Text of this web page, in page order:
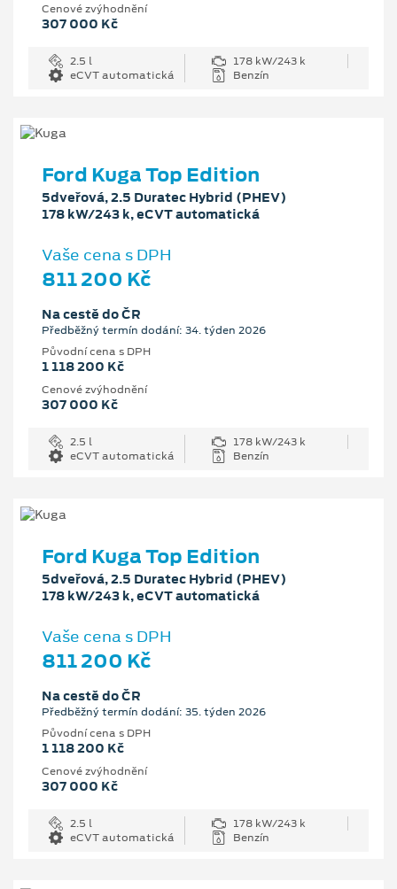
Cenové zvýhodnění
307 000 Kč
2.5 l
178 kW/243 k
eCVT automatická
Benzín
Ford Kuga Top Edition
5dveřová, 2.5 Duratec Hybrid (PHEV)
178 kW/243 k, eCVT automatická
Vaše cena s DPH
811 200 Kč
Na cestě do ČR
Předběžný termín dodání: 34. týden 2026
Původní cena s DPH
1 118 200 Kč
Cenové zvýhodnění
307 000 Kč
2.5 l
178 kW/243 k
eCVT automatická
Benzín
Ford Kuga Top Edition
5dveřová, 2.5 Duratec Hybrid (PHEV)
178 kW/243 k, eCVT automatická
Vaše cena s DPH
811 200 Kč
Na cestě do ČR
Předběžný termín dodání: 35. týden 2026
Původní cena s DPH
1 118 200 Kč
Cenové zvýhodnění
307 000 Kč
2.5 l
178 kW/243 k
eCVT automatická
Benzín